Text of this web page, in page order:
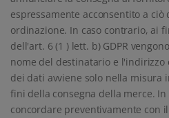
espressamente acconsentito a
ordinazione. In caso contrario, ai
dell'art. 6 (1 ) lett. b) GDPR
nome del destinatario e l'indirizzo
dei dati avviene solo nella misura
fini della consegna della merce.
concordare preventivamente con